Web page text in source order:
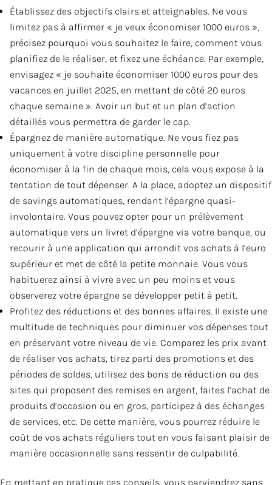
Établissez des objectifs clairs et atteignables. Ne vous
limitez pas à affirmer « je veux économiser 1000 euros »,
précisez pourquoi vous souhaitez le faire, comment vous
planifiez de le réaliser, et fixez une échéance. Par exemple,
envisagez « je souhaite économiser 1000 euros pour des
vacances en juillet 2025, en mettant de côté 20 euros
chaque semaine ». Avoir un but et un plan d’action
détaillés vous permettra de garder le cap.
Épargnez de manière automatique. Ne vous fiez pas
uniquement à votre discipline personnelle pour
économiser à la fin de chaque mois, cela vous expose à la
tentation de tout dépenser. A la place, adoptez un dispositif
de savings automatiques, rendant l’épargne quasi-
involontaire. Vous pouvez opter pour un prélèvement
automatique vers un livret d’épargne via votre banque, ou
recourir à une application qui arrondit vos achats à l’euro
supérieur et met de côté la petite monnaie. Vous vous
habituerez ainsi à vivre avec un peu moins et vous
observerez votre épargne se développer petit à petit.
Profitez des réductions et des bonnes affaires. Il existe une
multitude de techniques pour diminuer vos dépenses tout
en préservant votre niveau de vie. Comparez les prix avant
de réaliser vos achats, tirez parti des promotions et des
périodes de soldes, utilisez des bons de réduction ou des
sites qui proposent des remises en argent, faites l’achat de
produits d’occasion ou en gros, participez à des échanges
de services, etc. De cette manière, vous pourrez réduire le
coût de vos achats réguliers tout en vous faisant plaisir de
manière occasionnelle sans ressentir de culpabilité.
En mettant en pratique ces conseils, vous parviendrez sans